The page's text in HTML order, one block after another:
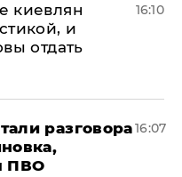
киевлян
и
отдать
16:10
разговора
ПВО
16:07